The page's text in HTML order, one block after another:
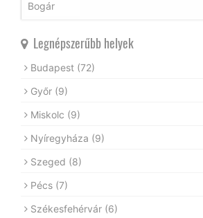
Legnépszerűbb helyek
Budapest (72)
Győr (9)
Miskolc (9)
Nyíregyháza (9)
Szeged (8)
Pécs (7)
Székesfehérvár (6)